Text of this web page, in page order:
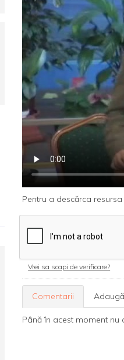
Pentru a descărca
Vrei sa scapi de verificare?
Comentarii
Până în acest moment